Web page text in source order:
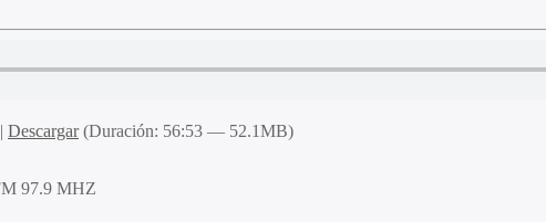
| Descargar(Duración: 56:53 — 52.1MB)
97.9 MHZ